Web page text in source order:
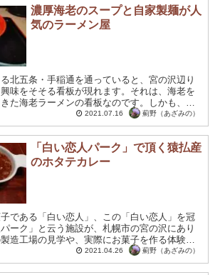
濃厚海老のスープと自家製麺が人
気のラーメン屋
北五条・手稲通を通っていると、宮の沢辺り
味をそそる看板が現れます。それは、海老を
た海老ラーメンの看板なのです。しかも、伊
であると謳っておられると立ち寄らずには居
2021.07.16 薊野（あざみの）
「白い恋人パーク」で頂く猿払産
のホタテカレー
である「白い恋人」、この「白い恋人」を冠
ーク」と云う施設が、札幌市の宮の沢にあり
造工場の見学や、実際にお菓子を作る体験な
ー向けのテーマパークです。 札幌市の人気観...
2021.04.26 薊野（あざみの）